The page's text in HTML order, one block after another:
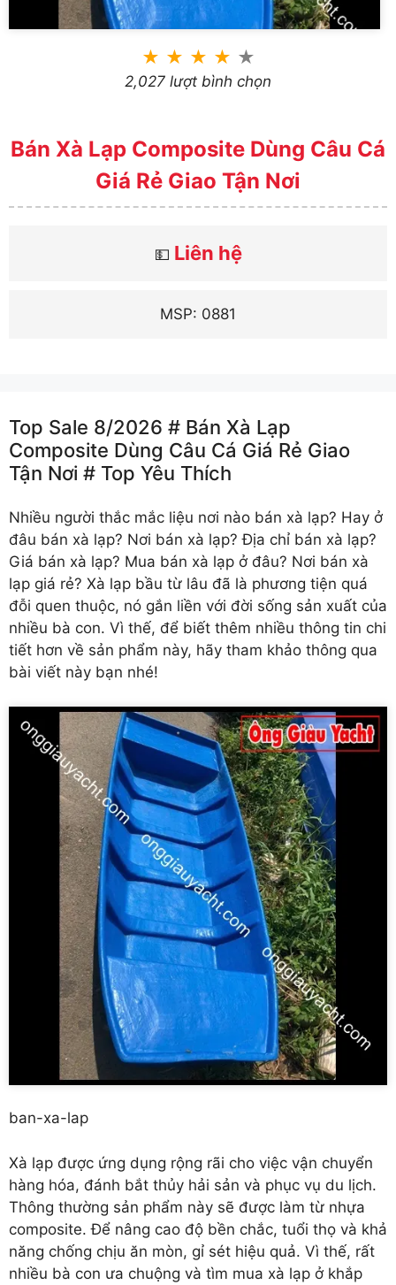
★ ★ ★ ★ ★
2,027 lượt bình chọn
Bán Xà Lạp Composite Dùng Câu Cá
Giá Rẻ Giao Tận Nơi
💵 Liên hệ
MSP: 0881
Top Sale 8/2026 # Bán Xà Lạp
Composite Dùng Câu Cá Giá Rẻ Giao
Tận Nơi # Top Yêu Thích
Nhiều người thắc mắc liệu nơi nào bán xà lạp? Hay ở
đâu bán xà lạp? Nơi bán xà lạp? Địa chỉ bán xà lạp?
Giá bán xà lạp? Mua bán xà lạp ở đâu? Nơi bán xà
lạp giá rẻ? Xà lạp bầu từ lâu đã là phương tiện quá
đỗi quen thuộc, nó gắn liền với đời sống sản xuất của
nhiều bà con. Vì thế, để biết thêm nhiều thông tin chi
tiết hơn về sản phẩm này, hãy tham khảo thông qua
bài viết này bạn nhé!
ban-xa-lap
Xà lạp được ứng dụng rộng rãi cho việc vận chuyển
hàng hóa, đánh bắt thủy hải sản và phục vụ du lịch.
Thông thường sản phẩm này sẽ được làm từ nhựa
composite. Để nâng cao độ bền chắc, tuổi thọ và khả
năng chống chịu ăn mòn, gỉ sét hiệu quả. Vì thế, rất
nhiều bà con ưa chuộng và tìm mua xà lạp ở khắp